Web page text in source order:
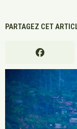
PARTAGEZ CET